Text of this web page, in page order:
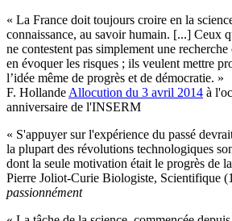
« La France doit toujours croire en la
connaissance, au savoir humain. [...] Ceux
ne contestent pas simplement une
en évoquer les risques ; ils veulent mettre
l’idée même de progrès et de démocratie. »
F. Hollande Allocution du 3 avril 2014 à
anniversaire de l'INSERM
« S'appuyer sur l'expérience du passé
la plupart des révolutions technologiques
dont la seule motivation était le progrès de
Pierre Joliot-Curie Biologiste, Scientifique
passionnément